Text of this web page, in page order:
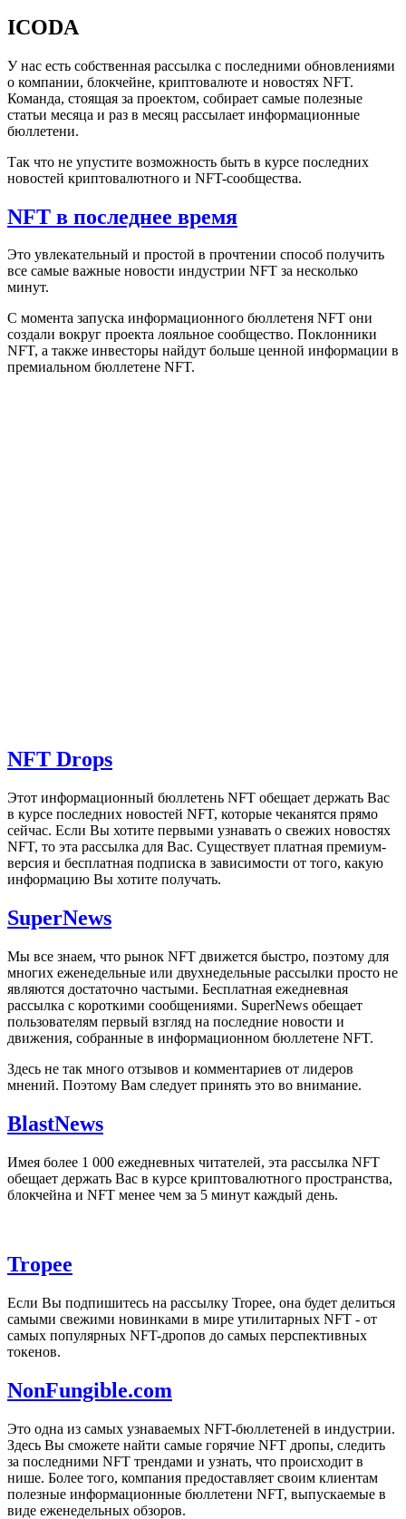
ICODA
У нас есть собственная рассылка с последними обновлениями
о компании, блокчейне, криптовалюте и новостях NFT.
Команда, стоящая за проектом, собирает самые полезные
статьи месяца и раз в месяц рассылает информационные
бюллетени.
Так что не упустите возможность быть в курсе последних
новостей криптовалютного и NFT-сообщества.
NFT в последнее время
Это увлекательный и простой в прочтении способ получить
все самые важные новости индустрии NFT за несколько
минут.
С момента запуска информационного бюллетеня NFT они
создали вокруг проекта лояльное сообщество. Поклонники
NFT, а также инвесторы найдут больше ценной информации в
премиальном бюллетене NFT.
NFT Drops
Этот информационный бюллетень NFT обещает держать Вас
в курсе последних новостей NFT, которые чеканятся прямо
сейчас. Если Вы хотите первыми узнавать о свежих новостях
NFT, то эта рассылка для Вас. Существует платная премиум-
версия и бесплатная подписка в зависимости от того, какую
информацию Вы хотите получать.
SuperNews
Мы все знаем, что рынок NFT движется быстро, поэтому для
многих еженедельные или двухнедельные рассылки просто не
являются достаточно частыми. Бесплатная ежедневная
рассылка с короткими сообщениями. SuperNews обещает
пользователям первый взгляд на последние новости и
движения, собранные в информационном бюллетене NFT.
Здесь не так много отзывов и комментариев от лидеров
мнений. Поэтому Вам следует принять это во внимание.
BlastNews
Имея более 1 000 ежедневных читателей, эта рассылка NFT
обещает держать Вас в курсе криптовалютного пространства,
блокчейна и NFT менее чем за 5 минут каждый день.
Tropee
Если Вы подпишитесь на рассылку Tropee, она будет делиться
самыми свежими новинками в мире утилитарных NFT - от
самых популярных NFT-дропов до самых перспективных
токенов.
NonFungible.com
Это одна из самых узнаваемых NFT-бюллетеней в индустрии.
Здесь Вы сможете найти самые горячие NFT дропы, следить
за последними NFT трендами и узнать, что происходит в
нише. Более того, компания предоставляет своим клиентам
полезные информационные бюллетени NFT, выпускаемые в
виде еженедельных обзоров.